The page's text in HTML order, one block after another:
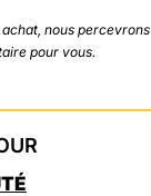
nous percevrons
pour vous.